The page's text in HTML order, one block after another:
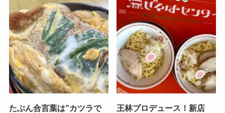
たぶん合言葉は”カツラで
王林プロデュース！新店